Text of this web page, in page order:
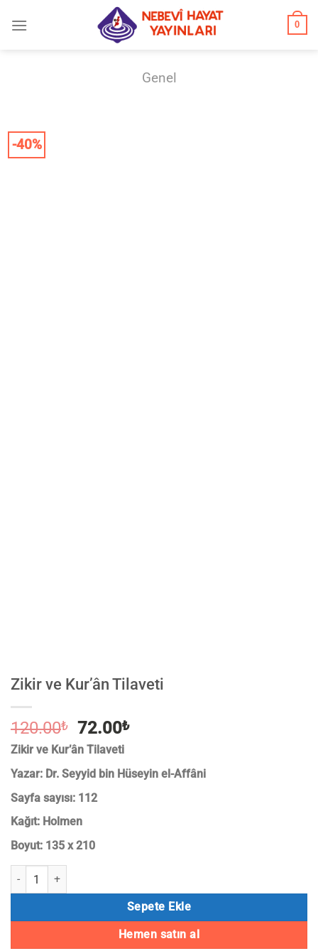
atla
0
Genel
-40%
Zikir ve Kur’ân Tilaveti
120.00₺
Orijinal
fiyat:
72.00₺Şu
72.00₺.
Zikir ve Kur’ân Tilaveti
Yazar: Dr. Seyyid bin Hüseyin el-Affâni
Sayfa sayısı: 112
Kağıt: Holmen
Boyut: 135 x 210
Zikir ve Kur'ân Tilaveti adet
Sepete Ekle
Hemen satın al